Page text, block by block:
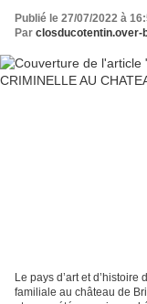
Publié le 27/07/2022 à
Par closducotentin.over-
Le pays d’art et
familiale au château de